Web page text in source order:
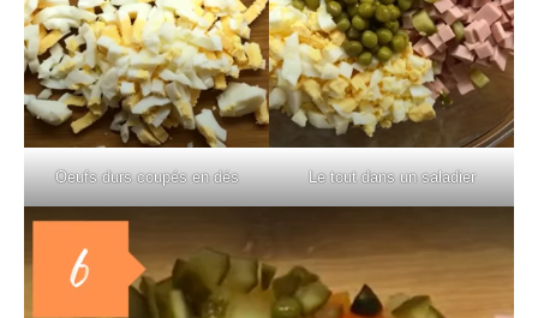
Oeufs durs coupés en dés Le tout dans un saladier